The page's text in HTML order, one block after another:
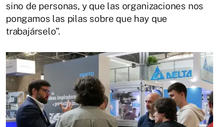
sino de personas, y que las organizaciones nos
pongamos las pilas sobre que hay que
trabajárselo”.